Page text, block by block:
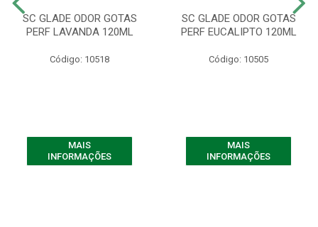
SC GLADE ODOR GOTAS
PERF LAVANDA 120ML
Código: 10518
MAIS
INFORMAÇÕES
SC GLADE ODOR GOTAS
PERF EUCALIPTO 120ML
Código: 10505
MAIS
INFORMAÇÕES